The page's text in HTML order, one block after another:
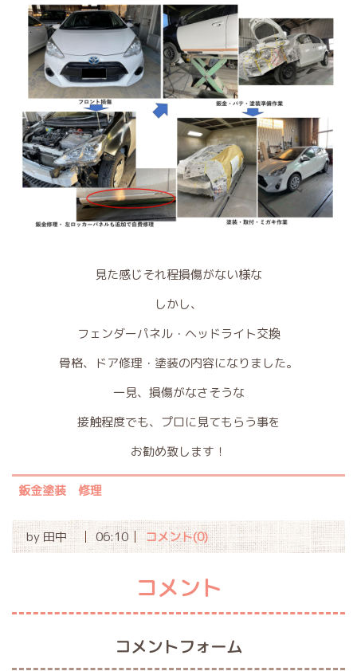
見た感じそれ程損傷がない様な
しかし、
フェンダーパネル・ヘッドライト交換
骨格、ドア修理・塗装の内容になりました。
一見、損傷がなさそうな
接触程度でも、プロに見てもらう事を
お勧め致します！
鈑金塗装 修理
by田中 06:10 コメント(0)
コメント
コメントフォーム